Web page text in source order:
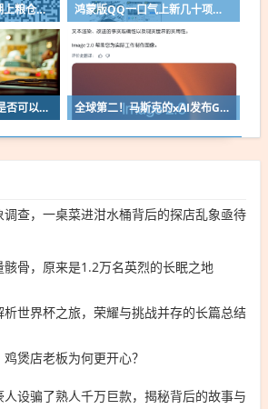
中国地理标志产品：湖上粮仓兴凯湖大米10斤18.5元 鸿蒙版QQ一口气上新几十项功能：10G文件可传微信好友
新能源车涉水后报废 是否可以全损理赔 全球第二！马斯克的xAI发布Grok Imagine Image 2.0模型：AI生图/编辑能力大增
调查，一桌菜进泔水桶背后的探店乱象亟待
骸骨，原来是1.2万名英烈的长眠之地
析世界杯之旅，荣耀与挑战并存的长篇总结
煲店老板为何更开心？
人设骗了熟人千万巨款，揭秘背后的故事与